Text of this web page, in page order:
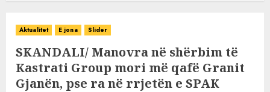
Aktualitet E jona Slider
SKANDALI/ Manovra në shërbim të
Kastrati Group mori më qafë Granit
Gjanën, pse ra në rrjetën e SPAK